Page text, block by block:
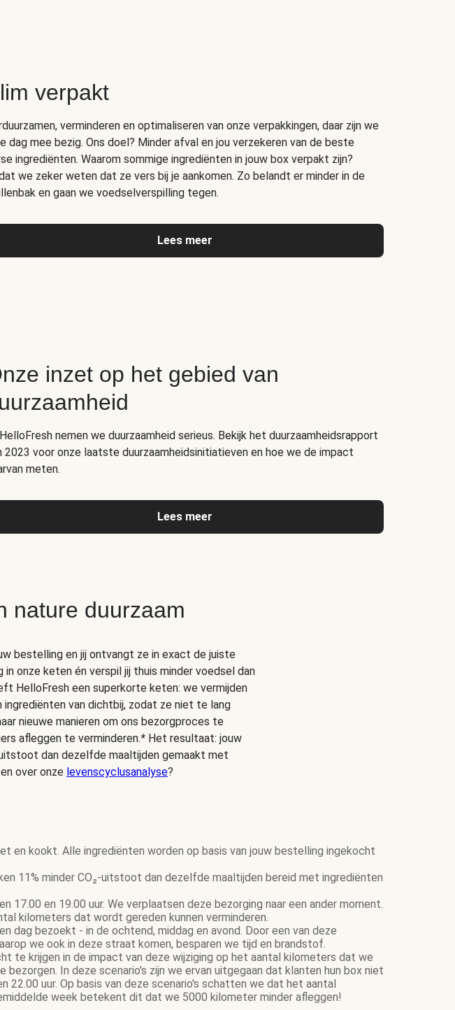
verpakt
verminderen en optimaliseren van onze verpakkingen, daar zijn we
dag mee bezig. Ons doel? Minder afval en jou verzekeren van de beste
ingrediënten. Waarom sommige ingrediënten in jouw box verpakt zijn?
we zeker weten dat ze vers bij je aankomen. Zo belandt er minder in de
en gaan we voedselverspilling tegen.
Lees meer
inzet op het gebied van
nemen we duurzaamheid serieus. Bekijk het duurzaamheidsrapport
2023 voor onze laatste duurzaamheidsinitiatieven en hoe we de impact
meten.
Lees meer
nature duurzaam
bestelling en jij ontvangt ze in exact de juiste
onze keten én verspil jij thuis minder voedsel dan
HelloFresh een superkorte keten: we vermijden
van dichtbij, zodat ze niet te lang
nieuwe manieren om ons bezorgproces te
afleggen te verminderen.* Het resultaat: jouw
dan dezelfde maaltijden gemaakt met
over onze levenscyclusanalyse?
en kookt. Alle ingrediënten worden op basis van jouw bestelling ingekocht
11% minder CO₂-uitstoot dan dezelfde maaltijden bereid met ingrediënten
en 19.00 uur. We verplaatsen deze bezorging naar een ander moment.
kilometers dat wordt gereden kunnen verminderen.
bezoekt - in de ochtend, middag en avond. Door een van deze
we ook in deze straat komen, besparen we tijd en brandstof.
te krijgen in de impact van deze wijziging op het aantal kilometers dat we
In deze scenario's zijn we ervan uitgegaan dat klanten hun box niet
22.00 uur. Op basis van deze scenario's schatten we dat het aantal
week betekent dit dat we 5000 kilometer minder afleggen!